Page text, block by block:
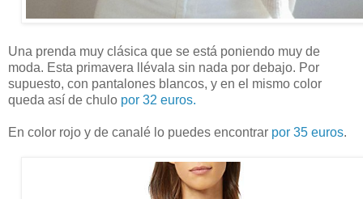
Una prenda muy clásica que se está poniendo muy de
moda. Esta primavera llévala sin nada por debajo. Por
supuesto, con pantalones blancos, y en el mismo color
queda así de chulo por 32 euros.
En color rojo y de canalé lo puedes encontrar por 35 euros.